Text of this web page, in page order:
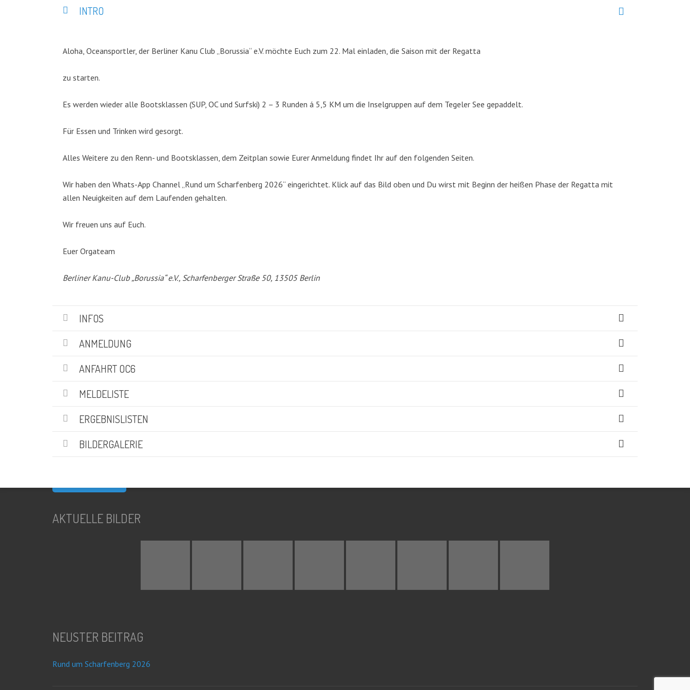
INTRO
Aloha, Oceansportler, der Berliner Kanu Club „Borussia“ e.V. möchte Euch zum 22. Mal einladen, die Saison mit der Regatta
zu starten.
Es werden wieder alle Bootsklassen (SUP, OC und Surfski) 2 – 3 Runden á 5,5 KM um die Inselgruppen auf dem Tegeler See gepaddelt.
Für Essen und Trinken wird gesorgt.
Alles Weitere zu den Renn- und Bootsklassen, dem Zeitplan sowie Eurer Anmeldung findet Ihr auf den folgenden Seiten.
Wir haben den Whats-App Channel „Rund um Scharfenberg 2026“ eingerichtet. Klick auf das Bild oben und Du wirst mit Beginn der heißen Phase der Regatta mit
allen Neuigkeiten auf dem Laufenden gehalten.
Wir freuen uns auf Euch.
Euer Orgateam
Berliner Kanu-Club „Borussia“ e.V., Scharfenberger Straße 50, 13505 Berlin
INFOS
ANMELDUNG
ANFAHRT OC6
MELDELISTE
ERGEBNISLISTEN
BILDERGALERIE
KATEGORIEN
Abteilungen (5)
Kanadier(6)
Kanu-Rennsport
Kids – Teens (10)
Social Marketing(1)
Wir über uns (19)
SUCHE
Suchen
AKTUELLE BILDER
NEUSTER BEITRAG
Rund um Scharfenberg 2026